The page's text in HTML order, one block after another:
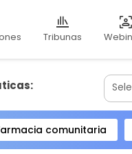
Tribunas
comunitaria